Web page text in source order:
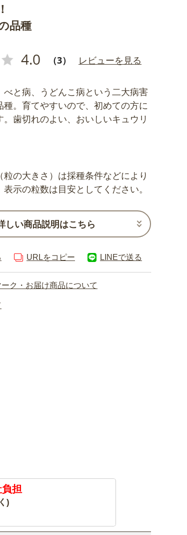
品種
4.0 （3） レビューを見る
べと病、うどんこ病という二大病害
種。育てやすいので、初めての方に
。歯切れのよい、おいしいキュウリ
の大きさ）は採種条件などにより
示の粒数は目安としてください。
しい商品説明はこちら
URLをコピー LINEで送る
ク・お届け商品について
担
)